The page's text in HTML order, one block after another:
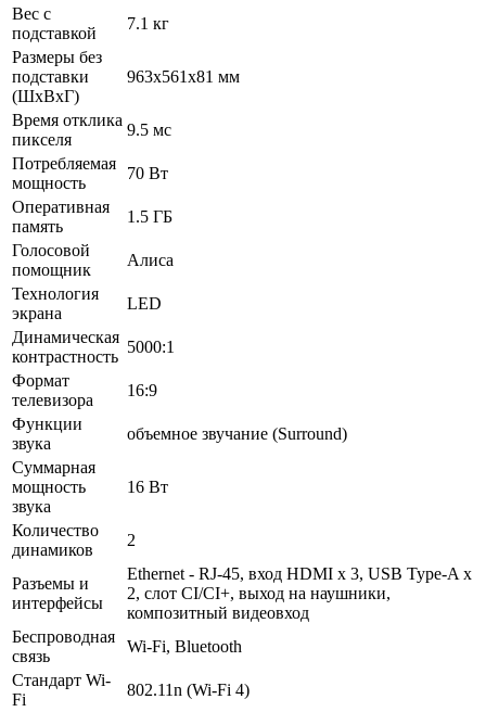
Вес с
подставкой
7.1 кг
Размеры без
подставки
(ШxВxГ)
963x561x81 мм
Время отклика
пикселя
9.5 мс
Потребляемая
мощность
70 Вт
Оперативная
память
1.5 ГБ
Голосовой
помощник
Алиса
Технология
экрана
LED
Динамическая
контрастность
5000:1
Формат
телевизора
16:9
Функции
звука
объемное звучание (Surround)
Суммарная
мощность
звука
16 Вт
Количество
динамиков
2
Разъемы и
интерфейсы
Ethernet - RJ-45, вход HDMI x 3, USB Type-A x
2, слот CI/CI+, выход на наушники,
композитный видеовход
Беспроводная
связь
Wi-Fi, Bluetooth
Стандарт Wi-
Fi
802.11n (Wi-Fi 4)